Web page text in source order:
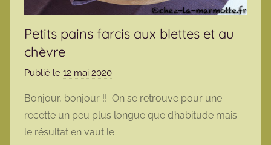
Petits pains farcis aux blettes et au
chèvre
Publié le 12 mai 2020
r
m
a
Bonjour, bonjour !! On se retrouve pour une
recette un peu plus longue que d’habitude mais
le résultat en vaut le